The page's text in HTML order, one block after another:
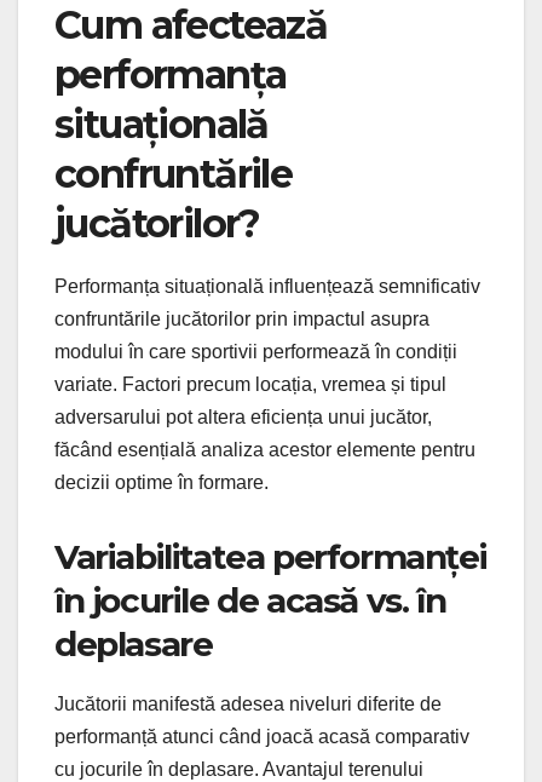
Cum afectează
performanța
situațională
confruntările
jucătorilor?
Performanța situațională influențează semnificativ
confruntările jucătorilor prin impactul asupra
modului în care sportivii performează în condiții
variate. Factori precum locația, vremea și tipul
adversarului pot altera eficiența unui jucător,
făcând esențială analiza acestor elemente pentru
decizii optime în formare.
Variabilitatea performanței
în jocurile de acasă vs. în
deplasare
Jucătorii manifestă adesea niveluri diferite de
performanță atunci când joacă acasă comparativ
cu jocurile în deplasare. Avantajul terenului